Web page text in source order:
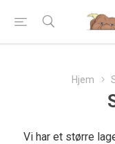
Hjem
Vi har et større